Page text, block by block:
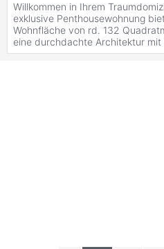
Willkommen in Ihrem
exklusive Penthousewohnung
Wohnfläche von rd. 132
eine durchdachte Architektur mit